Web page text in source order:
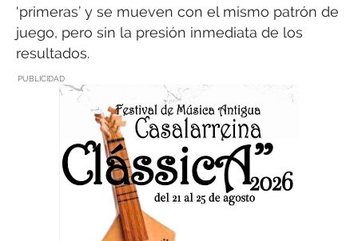
‘primeras’ y se mueven con el mismo patrón de
juego, pero sin la presión inmediata de los
resultados.
PUBLICIDAD